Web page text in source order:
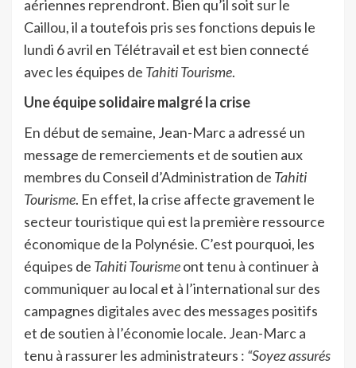
aériennes reprendront. Bien qu’il soit sur le
Caillou, il a toutefois pris ses fonctions depuis le
lundi 6 avril en Télétravail et est bien connecté
avec les équipes de Tahiti Tourisme.
Une équipe solidaire malgré la crise
En début de semaine, Jean-Marc a adressé un
message de remerciements et de soutien aux
membres du Conseil d’Administration de Tahiti
Tourisme. En effet, la crise affecte gravement le
secteur touristique qui est la première ressource
économique de la Polynésie. C’est pourquoi, les
équipes de Tahiti Tourismeont tenu à continuer à
communiquer au local et à l’international sur des
campagnes digitales avec des messages positifs
et de soutien à l’économie locale. Jean-Marc a
tenu à rassurer les administrateurs : “Soyez assurés